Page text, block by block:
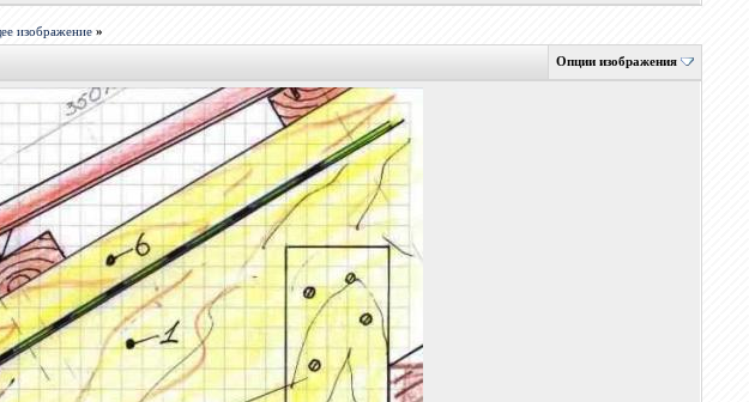
изображение »
Опции изображения